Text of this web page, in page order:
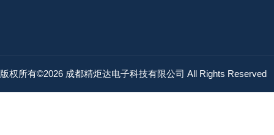
版权所有©2026 成都精炬达电子科技有限公司 All Rights Reserved